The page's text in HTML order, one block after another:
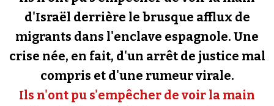
Revues de presse
Newsletter
Faire un don
Demander à Vera
Se connecter
d'Israël derrière le brusque afflux de
migrants dans l'enclave espagnole. Une
crise née, en fait, d'un arrêt de justice mal
compris et d'une rumeur virale.
Ils n'ont pu s'empêcher de voir la main